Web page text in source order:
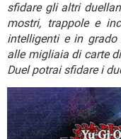
sfidare gli altri
mostri, trappole e
intelligenti e in
alle migliaia di carte
Duel potrai sfidare i